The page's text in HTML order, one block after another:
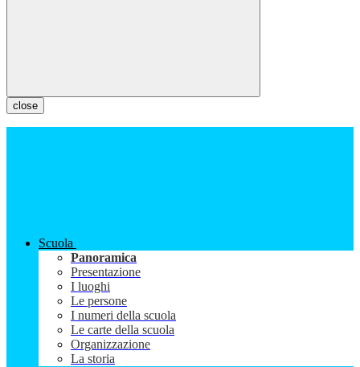
close
Scuola
Panoramica
Presentazione
I luoghi
Le persone
I numeri della scuola
Le carte della scuola
Organizzazione
La storia